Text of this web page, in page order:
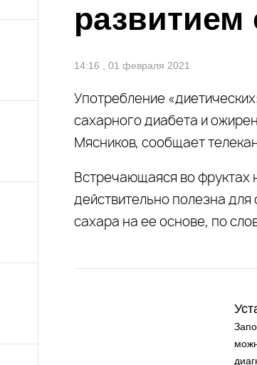
развитием
14:16 , 01 февраля 2021
Употребление
сахарного диабета и
Мясников, сообщает
Встречающаяся во фруктах
действительно полезна
сахара на ее основе, по